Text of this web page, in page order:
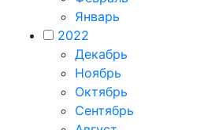
Январь
2022
Декабрь
Ноябрь
Октябрь
Сентябрь